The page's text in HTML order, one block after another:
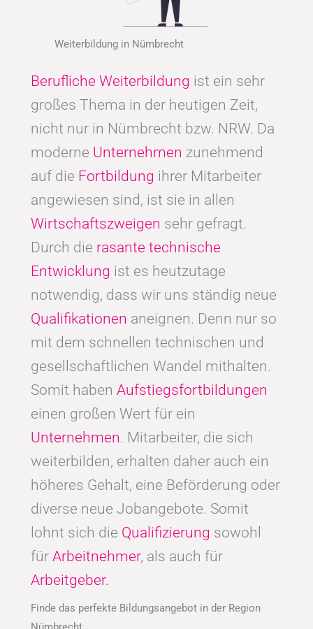
Weiterbildung in Nümbrecht
Berufliche Weiterbildung ist ein sehr
großes Thema in der heutigen Zeit,
nicht nur in Nümbrecht bzw. NRW. Da
moderne Unternehmen zunehmend
auf die Fortbildung ihrer Mitarbeiter
angewiesen sind, ist sie in allen
Wirtschaftszweigen sehr gefragt.
Durch die rasante technische
Entwicklung ist es heutzutage
notwendig, dass wir uns ständig neue
Qualifikationen aneignen. Denn nur so
mit dem schnellen technischen und
gesellschaftlichen Wandel mithalten.
Somit haben Aufstiegsfortbildungen
einen großen Wert für ein
Unternehmen. Mitarbeiter, die sich
weiterbilden, erhalten daher auch ein
höheres Gehalt, eine Beförderung oder
diverse neue Jobangebote. Somit
lohnt sich die Qualifizierung sowohl
für Arbeitnehmer, als auch für
Arbeitgeber.
Finde das perfekte Bildungsangebot in der Region